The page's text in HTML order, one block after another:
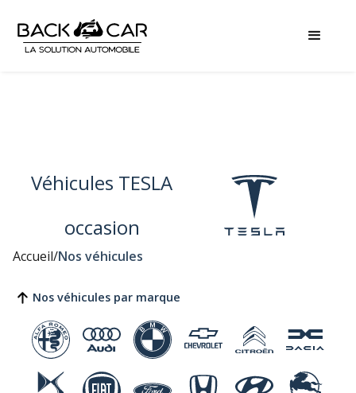
Véhicules TESLA
occasion
Accueil/Nos véhicules
Nos véhicules par marque